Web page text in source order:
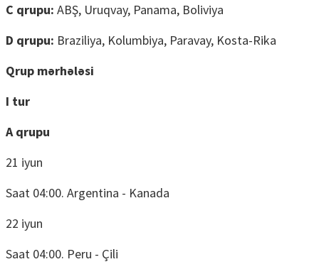
C qrupu: ABŞ, Uruqvay, Panama, Boliviya
D qrupu: Braziliya, Kolumbiya, Paravay, Kosta-Rika
Qrup mərhələsi
I tur
A qrupu
21 iyun
Saat 04:00. Argentina - Kanada
22 iyun
Saat 04:00. Peru - Çili